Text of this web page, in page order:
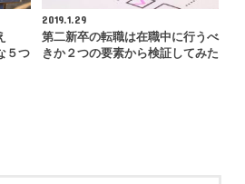
５つ
2019.1.29
第二新卒の転職は在職中に行うべ
きか２つの要素から検証してみた